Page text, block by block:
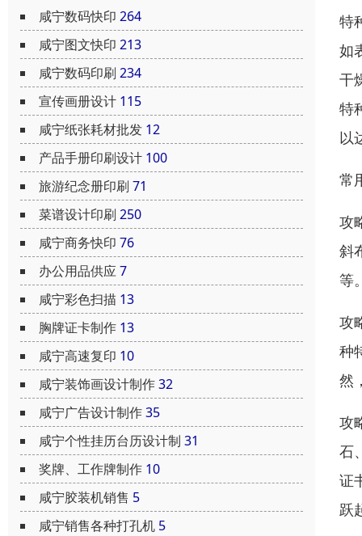
咸宁数码快印 264
咸宁图文快印 213
咸宁数码印刷 234
宣传画册设计 115
咸宁纸张耗材批发 12
产品手册印刷设计 100
旅游纪念册印刷 71
菜谱设计印刷 250
咸宁商务快印 76
办公用品供应7
咸宁彩色扫描 13
胸牌证卡制作 13
咸宁高速复印 10
咸宁装饰画设计制作32
咸宁广告设计制作35
咸宁个性挂历台历设计制 31
奖牌、工作牌制作 10
咸宁胶装机销售 5
咸宁销售各种打孔机 5
特
如
干
特
以
常
攻
斜
等
攻
种
然
攻
石
证
跃